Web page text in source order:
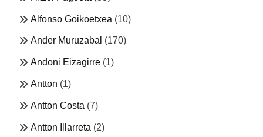
Alfonso Goikoetxea (10)
Ander Muruzabal (170)
Andoni Eizagirre (1)
Antton (1)
Antton Costa (7)
Antton Illarreta (2)